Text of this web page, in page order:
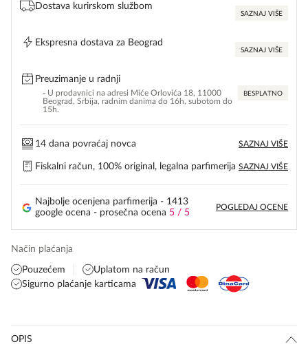
Dostava kurirskom službom
SAZNAJ VIŠE
Ekspresna dostava za Beograd
SAZNAJ VIŠE
Preuzimanje u radnji
- U prodavnici na adresi Miće Orlovića 18, 11000
Beograd, Srbija, radnim danima do 16h, subotom do
15h.
BESPLATNO
14 dana povraćaj novca SAZNAJ VIŠE
Fiskalni račun, 100% original, legalna parfimerija SAZNAJ VIŠE
Najbolje ocenjena parfimerija - 1413
google ocena - prosečna ocena 5 / 5
POGLEDAJ OCENE
Način plaćanja
Pouzećem
Uplatom na račun
Sigurno plaćanje karticama
OPIS